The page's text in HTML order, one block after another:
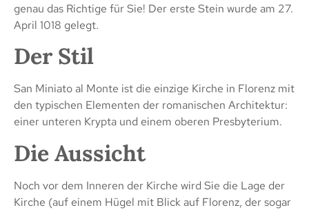
genau das Richtige für Sie! Der erste Stein wurde am 27.
April 1018 gelegt.
Der Stil
San Miniato al Monte ist die einzige Kirche in Florenz mit
den typischen Elementen der romanischen Architektur:
einer unteren Krypta und einem oberen Presbyterium.
Die Aussicht
Noch vor dem Inneren der Kirche wird Sie die Lage der
Kirche (auf einem Hügel mit Blick auf Florenz, der sogar